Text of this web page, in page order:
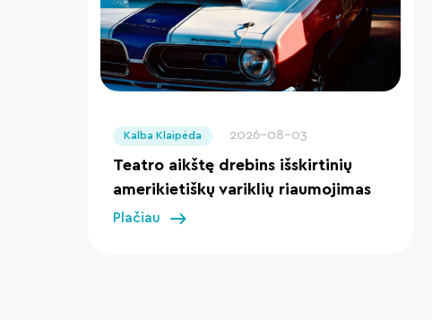
Kalba Klaipėda 2026-08-03
Teatro aikštę drebins išskirtinių
amerikietiškų variklių riaumojimas
Plačiau